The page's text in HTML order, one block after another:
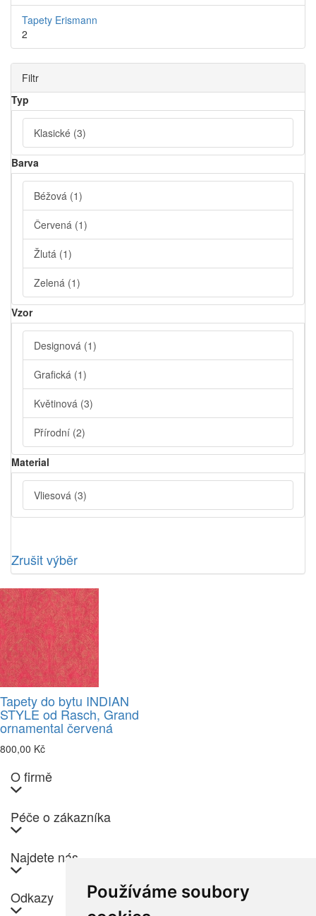
Používáme soubory
Tapety Erismann
2
Filtr
Typ
Klasické (3)
Barva
Béžová (1)
Červená (1)
Žlutá (1)
Zelená (1)
Vzor
Designová (1)
Grafická (1)
Květinová (3)
Přírodní (2)
Material
Vliesová (3)
Zrušit výběr
Tapety do bytu INDIAN
STYLE od Rasch, Grand
ornamental červená
800,00 Kč
O firmě
Péče o zákazníka
Najdete nás
Odkazy